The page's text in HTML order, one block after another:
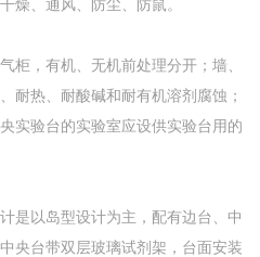
燥、通风、防尘、防鼠。
柜，有机、无机前处理分开；墙、
耐热、耐酸碱和耐有机溶剂腐蚀；
实验台的实验室应设供实验台用的
是以岛型设计为主，配有边台、中
央台带双层玻璃试剂架，台面安装